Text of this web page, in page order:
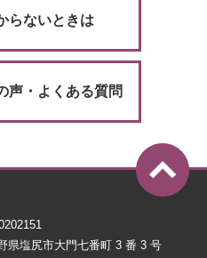
らないときは
声・よくある質問
県塩尻市大門七番町 3 番 3 号